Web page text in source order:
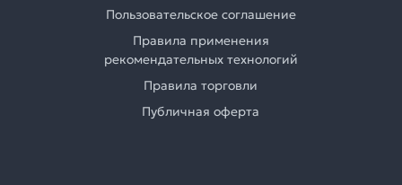
Пользовательское соглашение
Правила применения
рекомендательных технологий
Правила торговли
Публичная оферта